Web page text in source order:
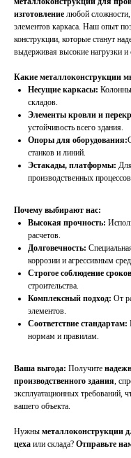
изготовление любой
элементов каркаса. Наш опыт
конструкции, которые станут
выдерживая высокие нагрузки и
Какие металлоконструкции
Несущие каркасы:
складов.
Элементы кровли и
устойчивость всего здания.
Опоры для оборудования:
станков и линий.
Эстакады, платформы:
производственных
Почему выбирают нас:
Высокая прочность:
расчетов.
Долговечность:
коррозии и агрессивным
Строгое соблюдение
строительства.
Комплексный подход: От
элементов.
Соответствие стандартам:
нормам и правилам.
Ваша выгода: Получите
производственного здания,
эксплуатационных требований,
вашего объекта.
Нужны металлоконструкции
цеха или склада? Отправьте